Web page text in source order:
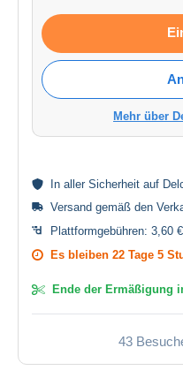
Mehr über
In aller Sicherheit auf
Versand gemäß den
Plattformgebühren: 3,60 €
Es bleiben 22 Tage 5
Ende der Ermäßigung
43